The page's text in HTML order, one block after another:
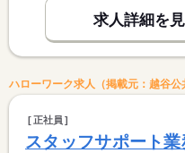
求人詳細を
ハローワーク求人（掲載元：越谷公
正社員
スタッフサポート